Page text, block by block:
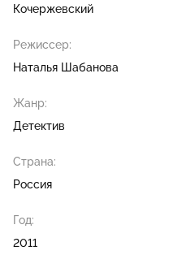
Кочержевский
Режиссер:
Наталья Шабанова
Жанр:
Детектив
Страна:
Россия
Год:
2011